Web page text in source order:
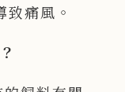
痛風。